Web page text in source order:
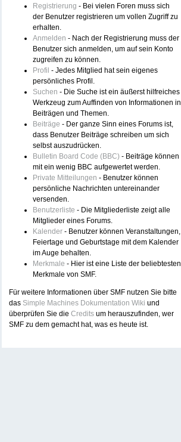
Registrierung - Bei vielen Foren muss sich
der Benutzer registrieren um vollen Zugriff zu
erhalten.
Anmelden - Nach der Registrierung muss der
Benutzer sich anmelden, um auf sein Konto
zugreifen zu können.
Profil - Jedes Mitglied hat sein eigenes
persönliches Profil.
Suchen - Die Suche ist ein äußerst hilfreiches
Werkzeug zum Auffinden von Informationen in
Beiträgen und Themen.
Beiträge - Der ganze Sinn eines Forums ist,
dass Benutzer Beiträge schreiben um sich
selbst auszudrücken.
Bulletin Board Code (BBC) - Beiträge können
mit ein wenig BBC aufgewertet werden.
Private Mitteilungen - Benutzer können
persönliche Nachrichten untereinander
versenden.
Benutzerliste - Die Mitgliederliste zeigt alle
Mitglieder eines Forums.
Kalender - Benutzer können Veranstaltungen,
Feiertage und Geburtstage mit dem Kalender
im Auge behalten.
Merkmale - Hier ist eine Liste der beliebtesten
Merkmale von SMF.
Für weitere Informationen über SMF nutzen Sie bitte
das Simple Machines Dokumentation Wiki und
überprüfen Sie dieCredits um herauszufinden, wer
SMF zu dem gemacht hat, was es heute ist.